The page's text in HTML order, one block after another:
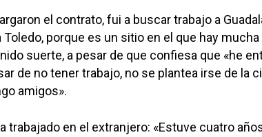
el contrato, fui a buscar trabajo a
Toledo, porque es un sitio en el que hay
suerte, a pesar de que confiesa que «he
de no tener trabajo, no se plantea irse de la
amigos».
trabajado en el extranjero: «Estuve cuatro